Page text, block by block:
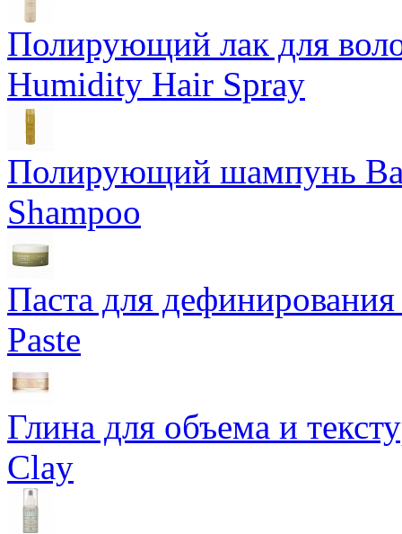
Полирующий лак для
Humidity Hair Spray
Полирующий шампунь
Shampoo
Паста для
Paste
Глина для объема и
Clay